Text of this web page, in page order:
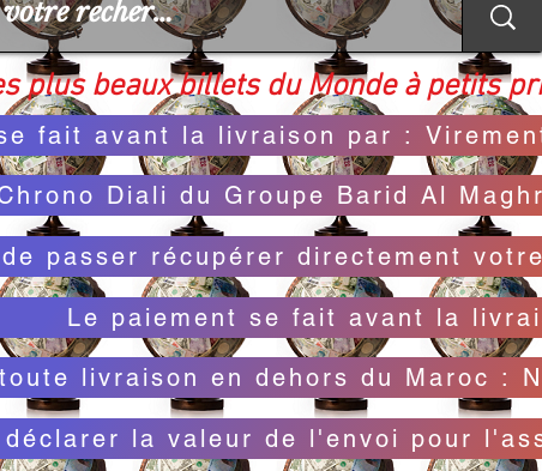
plus beaux billets du Monde à petits
fait avant la livraison par :
Diali du Groupe Barid Al
passer récupérer directement
Le paiement se fait avant la
livraison en dehors du Maroc :